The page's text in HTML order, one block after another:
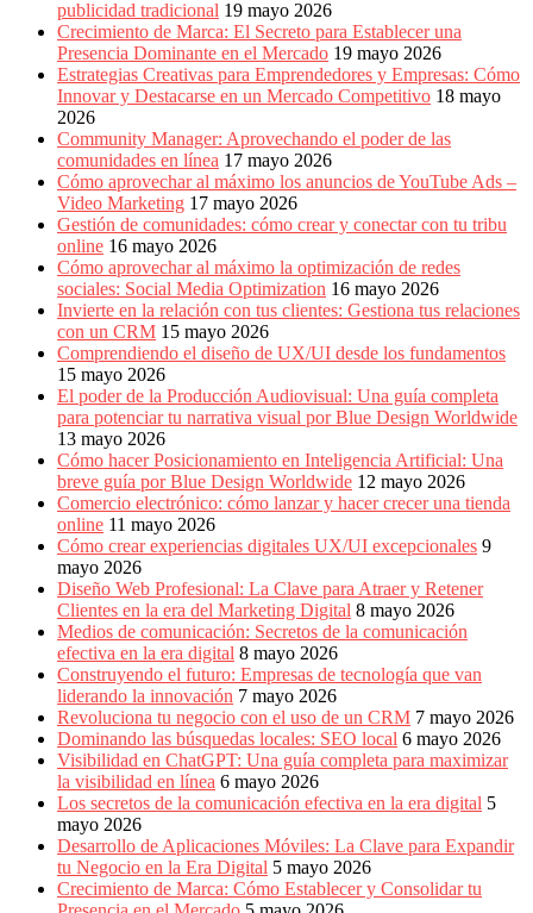
publicidad tradicional 19 mayo 2026
Crecimiento de Marca: El Secreto para Establecer una
Presencia Dominante en el Mercado 19 mayo 2026
Estrategias Creativas para Emprendedores y Empresas: Cómo
Innovar y Destacarse en un Mercado Competitivo 18 mayo
2026
Community Manager: Aprovechando el poder de las
comunidades en línea 17 mayo 2026
Cómo aprovechar al máximo los anuncios de YouTube Ads –
Video Marketing 17 mayo 2026
Gestión de comunidades: cómo crear y conectar con tu tribu
online 16 mayo 2026
Cómo aprovechar al máximo la optimización de redes
sociales: Social Media Optimization 16 mayo 2026
Invierte en la relación con tus clientes: Gestiona tus relaciones
con un CRM 15 mayo 2026
Comprendiendo el diseño de UX/UI desde los fundamentos
15 mayo 2026
El poder de la Producción Audiovisual: Una guía completa
para potenciar tu narrativa visual por Blue Design Worldwide
13 mayo 2026
Cómo hacer Posicionamiento en Inteligencia Artificial: Una
breve guía por Blue Design Worldwide 12 mayo 2026
Comercio electrónico: cómo lanzar y hacer crecer una tienda
online 11 mayo 2026
Cómo crear experiencias digitales UX/UI excepcionales 9
mayo 2026
Diseño Web Profesional: La Clave para Atraer y Retener
Clientes en la era del Marketing Digital 8 mayo 2026
Medios de comunicación: Secretos de la comunicación
efectiva en la era digital 8 mayo 2026
Construyendo el futuro: Empresas de tecnología que van
liderando la innovación 7 mayo 2026
Revoluciona tu negocio con el uso de un CRM 7 mayo 2026
Dominando las búsquedas locales: SEO local 6 mayo 2026
Visibilidad en ChatGPT: Una guía completa para maximizar
la visibilidad en línea 6 mayo 2026
Los secretos de la comunicación efectiva en la era digital 5
mayo 2026
Desarrollo de Aplicaciones Móviles: La Clave para Expandir
tu Negocio en la Era Digital 5 mayo 2026
Crecimiento de Marca: Cómo Establecer y Consolidar tu